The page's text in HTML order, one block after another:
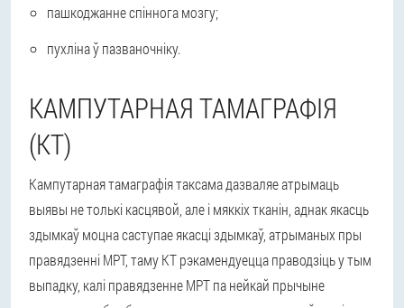
пашкоджанне спіннога мозгу;
пухліна ў пазваночніку.
КАМПУТАРНАЯ ТАМАГРАФІЯ
(КТ)
Кампутарная тамаграфія таксама дазваляе атрымаць
выявы не толькі касцявой, але і мяккіх тканін, аднак якасць
здымкаў моцна саступае якасці здымкаў, атрыманых пры
правядзенні МРТ, таму КТ рэкамендуецца праводзіць у тым
выпадку, калі правядзенне МРТ па нейкай прычыне